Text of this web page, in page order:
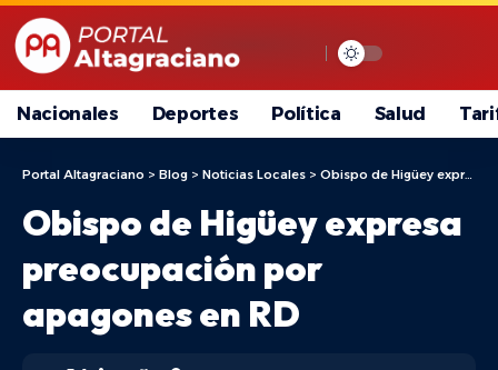
Nacionales Deportes Política Salud
Portal Altagraciano > Blog > Noticias Locales > Obispo de Higüey expresa preocupación por apagones en RD
Obispo de Higüey expresa
preocupación por
apagones en RD